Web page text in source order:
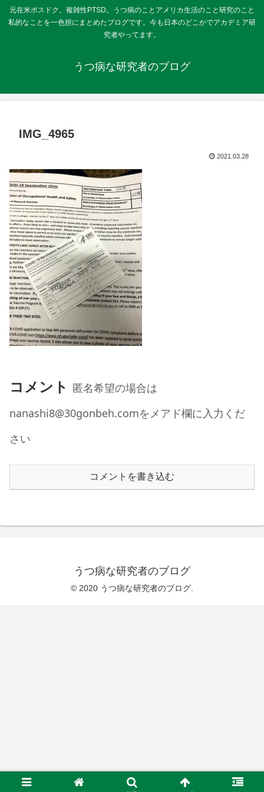
元在米ポスドク。複雑性PTSD。うつ病のことアメリカ生活のこと研究のこと
私的なことを一色担にまとめたブログです。今も日本のどこかでアカデミア研
究者やってます。
うつ病な研究者のブログ
IMG_4965
2021.03.28
コメント 匿名希望の場合は
nanashi8@30gonbeh.comをメアド欄に入力くだ
さい
コメントを書き込む
うつ病な研究者のブログ
© 2020 うつ病な研究者のブログ.